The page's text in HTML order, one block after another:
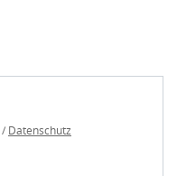
/ Datenschutz